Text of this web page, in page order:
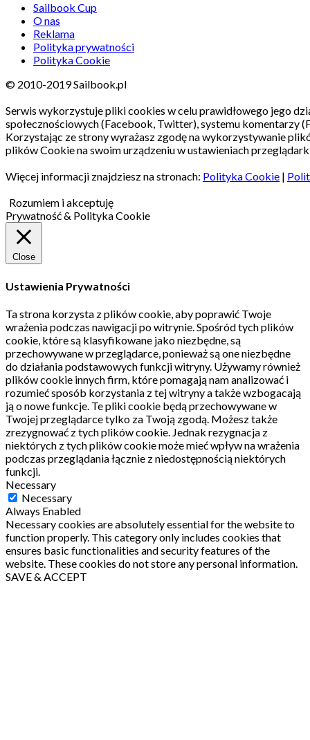
Sailbook Cup
O nas
Reklama
Polityka prywatności
Polityka Cookie
© 2010-2019 Sailbook.pl
Serwis wykorzystuje pliki cookies w celu prawidłowego jego
społecznościowych (Facebook, Twitter), systemu komentarzy
Korzystając ze strony wyrażasz zgodę na wykorzystywanie
plików Cookie na swoim urządzeniu w ustawieniach
Więcej informacji znajdziesz na stronach: Polityka Cookie |
Rozumiem i akceptuję
Prywatność & Polityka Cookie
Close
Ustawienia Prywatności
Ta strona korzysta z plików cookie, aby poprawić Twoje
wrażenia podczas nawigacji po witrynie.Spośród tych plików
cookie, które są klasyfikowane jako niezbędne, są
przechowywane w przeglądarce, ponieważ są one niezbędne
do działania podstawowych funkcji witryny. Używamy również
plików cookie innych firm, które pomagają nam analizować i
rozumieć sposób korzystania z tej witryny a także wzbogacają
ją o nowe funkcje. Te pliki cookie będą przechowywane w
Twojej przeglądarce tylko za Twoją zgodą. Możesz także
zrezygnować z tych plików cookie. Jednak rezygnacja z
niektórych z tych plików cookie może mieć wpływ na wrażenia
podczas przeglądania łącznie z niedostępnością niektórych
funkcji.
Necessary
Necessary
Always Enabled
Necessary cookies are absolutely essential for the website to
function properly. This category only includes cookies that
ensures basic functionalities and security features of the
website. These cookies do not store any personal information.
SAVE & ACCEPT